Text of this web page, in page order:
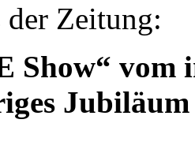
der Zeitung:
Show“
Jubiläum